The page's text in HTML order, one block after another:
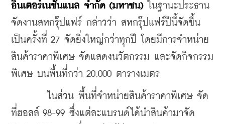
อินเตอร์เนชั่นแนล จำกัด (มหาชน)
ในฐานะประธาน
จัดงานสหกรุ๊ปแฟร์ กล่าวว่า สหกรุ๊ปแฟร์ปีนี้จัดขึ้น
เป็นครั้งที่ 27 จัดยิ่งใหญ่กว่าทุกปี โดยมีการจำหน่าย
สินค้าราคาพิเศษ จัดแสดงนวัตกรรม และจัดกิจกรรม
พิเศษ บนพื้นที่กว่า 20,000 ตารางเมตร
ในส่วน พื้นที่จำหน่ายสินค้าราคาพิเศษ จัด
ที่ฮอลล์ 98-99 ซึ่งแต่ละแบรนด์ได้นำสินค้ามาจัด